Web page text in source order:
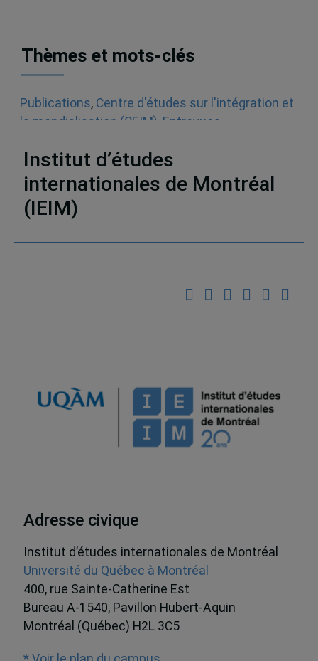
Thèmes et mots-clés
Publications, Centre d'études sur l'intégration et
la mondialisation (CEIM) Entrevues
Institut d’études
internationales de Montréal
(IEIM)
Adresse civique
Institut d’études internationales de Montréal
Université du Québec à Montréal
400, rue Sainte-Catherine Est
Bureau A-1540, Pavillon Hubert-Aquin
Montréal (Québec) H2L 3C5